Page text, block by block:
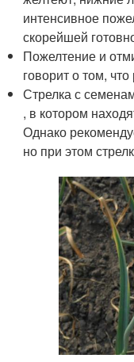
интенсивное
скорейшей
Пожелтение и
говорит о том,
Стрелка с
, в котором
Однако
но при этом